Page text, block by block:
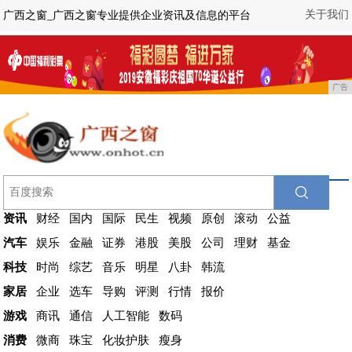
关于我们
广西之窗_广西之窗专业提供企业资讯及信息的平台
广告
资讯 财经 国内 国际 民生 视频 原创 滚动
公益
汽车
娱乐 金融 证券 港股 美股 公司 理财
基金
科技
时尚 综艺 音乐 明星 八卦
韩流
家居
企业 选车 导购 评测 行情
报价
游戏
商讯 通信 人工智能
数码
消费
微商 珠宝 化妆护肤 瘦身